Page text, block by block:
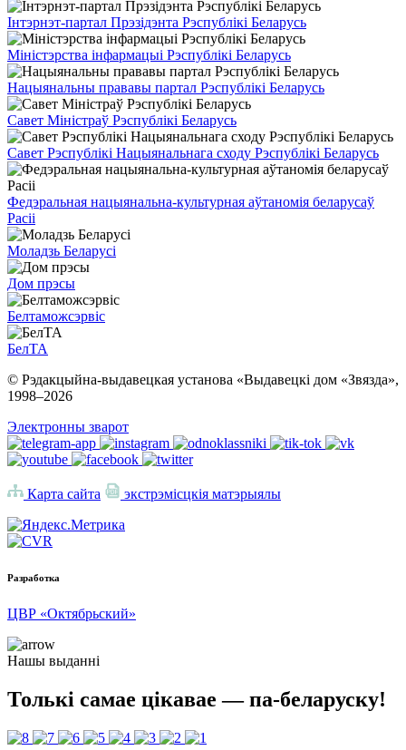
Інтэрнэт-партал Прэзідэнта Рэспублікі Беларусь
Міністэрства інфармацыі Рэспублікі Беларусь
Нацыянальны прававы партал Рэспублікі Беларусь
Савет Міністраў Рэспублікі Беларусь
Савет Рэспублікі Нацыянальнага сходу Рэспублікі Беларусь
Федэральная нацыянальна-культурная аўтаномія беларусаў
Расіі
Моладзь Беларусі
Дом прэсы
Белтаможсэрвіс
БелТА
© Рэдакцыйна-выдавецкая установа «Выдавецкі дом «Звязда»,
1998–2026
Электронны зварот
Карта сайта экстрэмісцкія матэрыялы
Разработка
ЦВР «Октябрьский»
Нашы выданні
Толькі самае цікавае — па-беларуску!